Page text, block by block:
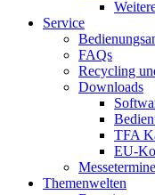
Service
FAQs
Recycling
Downloads
TFA
EU-
Messetermine
Themenwelten